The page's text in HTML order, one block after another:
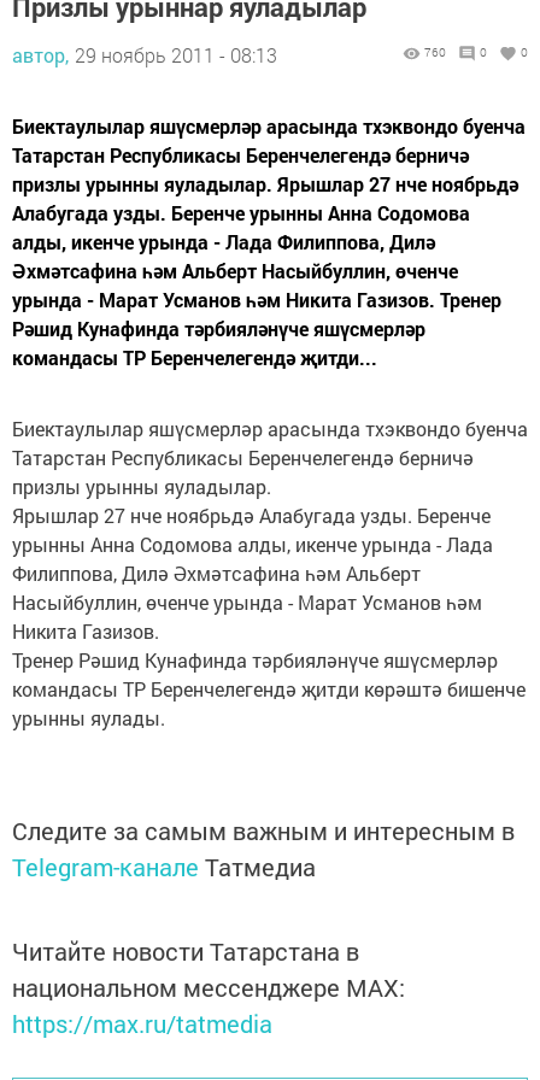
автор, 29 ноябрь 2011 - 08:13 760 0 0
Биектаулылар яшүсмерләр арасында тхэквондо буенча
Татарстан Республикасы Беренчелегендә берничә
призлы урынны яуладылар. Ярышлар 27 нче ноябрьдә
Алабугада узды. Беренче урынны Анна Содомова
алды, икенче урында - Лада Филиппова, Дилә
Әхмәтсафина һәм Альберт Насыйбуллин, өченче
урында - Марат Усманов һәм Никита Газизов. Тренер
Рәшид Кунафинда тәрбияләнүче яшүсмерләр
командасы ТР Беренчелегендә җитди...
Биектаулылар яшүсмерләр арасында тхэквондо буенча
Татарстан Республикасы Беренчелегендә берничә
призлы урынны яуладылар.
Ярышлар 27 нче ноябрьдә Алабугада узды. Беренче
урынны Анна Содомова алды, икенче урында - Лада
Филиппова, Дилә Әхмәтсафина һәм Альберт
Насыйбуллин, өченче урында - Марат Усманов һәм
Никита Газизов.
Тренер Рәшид Кунафинда тәрбияләнүче яшүсмерләр
командасы ТР Беренчелегендә җитди көрәштә бишенче
урынны яулады.
Следите за самым важным и интересным в
Telegram-канале Татмедиа
Читайте новости Татарстана в
национальном мессенджере MАХ:
https://max.ru/tatmedia